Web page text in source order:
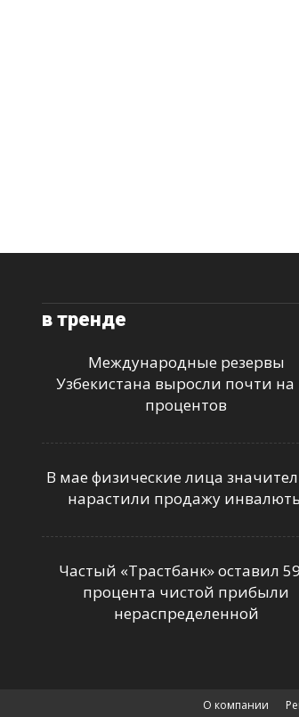
в тренде
Международные резервы
Узбекистана выросли почти на
процентов
В мае физические лица
нарастили продажу
Частый «Трастбанк» оставил
процента чистой прибыли
нераспределенной
О компании